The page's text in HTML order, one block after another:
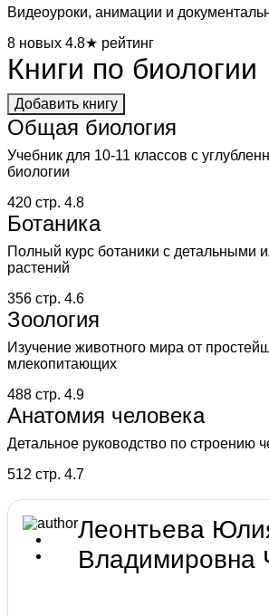
Видеоуроки, анимации и
8 новых 4.8★ рейтинг
Книги по биологии
Добавить книгу
Общая биология
Учебник для 10-11 классов с
биологии
420 стр. 4.8
Ботаника
Полный курс ботаники с детальными
растений
356 стр. 4.6
Зоология
Изучение животного мира от
млекопитающих
488 стр. 4.9
Анатомия человека
Детальное руководство по строению
512 стр. 4.7
Леонтьева
Владимировна